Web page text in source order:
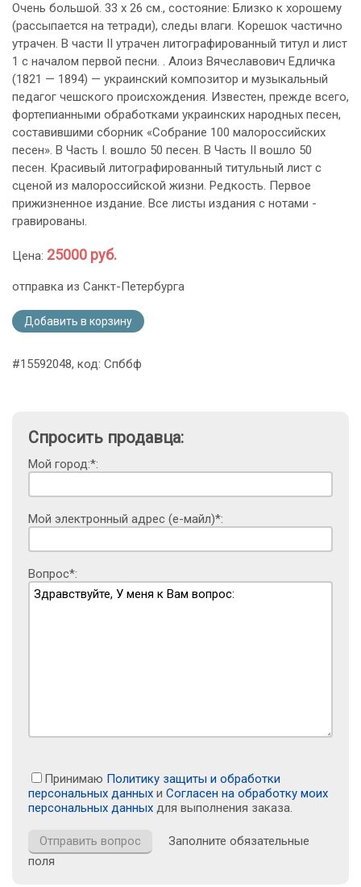
Очень большой. 33 х 26 см., состояние: Близко к хорошему
(рассыпается на тетради), следы влаги. Корешок частично
утрачен. В части II утрачен литографированный титул и лист
1 с началом первой песни. . Алоиз Вячеславович Едличка
(1821 — 1894) — украинский композитор и музыкальный
педагог чешского происхождения. Известен, прежде всего,
фортепианными обработками украинских народных песен,
составившими сборник «Собрание 100 малороссийских
песен». В Часть I. вошло 50 песен. В Часть II вошло 50
песен. Красивый литографированный титульный лист с
сценой из малороссийской жизни. Редкость. Первое
прижизненное издание. Все листы издания с нотами -
гравированы.
Цена: 25000 руб.
отправка из Санкт-Петербурга
Добавить в корзину
#15592048, код: Спббф
Спросить продавца:
Мой город:*:
Мой электронный адрес (е-майл)*:
Вопрос*:
Принимаю Политику защиты и обработки
персональных данных и Согласен на обработку моих
персональных данных для выполнения заказа.
Заполните обязательные
поля